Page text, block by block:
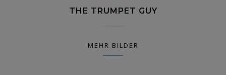
THE TRUMPET GUY
MEHR BILDER